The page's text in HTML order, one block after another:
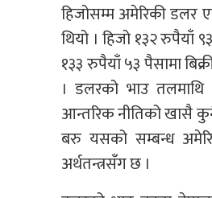
हिजोसम्म अमेरिकी डलर
थियो । हिजो १३२ रुपैयाँ
१३३ रुपैयाँ ५३ पैसामा
। डलरको भाउ
आन्तरिक नीतिको खासै
बरु यसको सम्बन्ध
अर्थतन्त्रसँग छ ।